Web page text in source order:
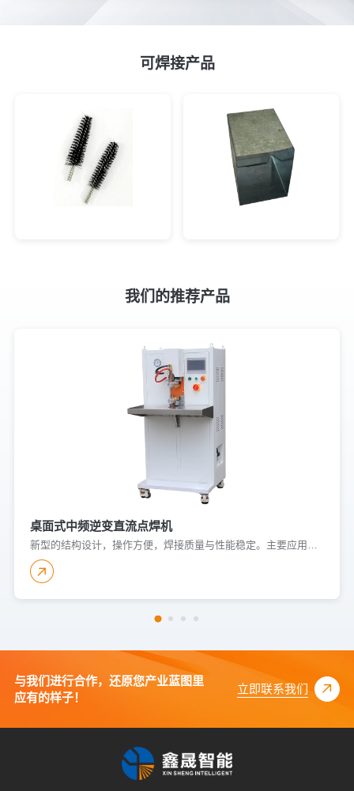
可焊接产品
我们的推荐产品
桌面式中频逆变直流点焊机
新型的结构设计，操作方便，焊接质量与性能稳定。主要应用于低碳钢、不锈钢、铜、镍、铝等有色金属的焊接，可实现板与板、板与螺母、弹片、金属件及线材的焊接。广泛应用于汽车配件、家电制造、低压电器等领域。
与我们进行合作，还原您产业蓝图里
应有的样子！
立即联系我们